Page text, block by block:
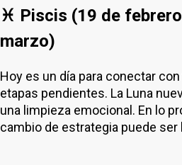
♓ Piscis (19 de
marzo)
Hoy es un día para conectar
etapas pendientes. La Luna
una limpieza emocional. En lo
cambio de estrategia puede ser